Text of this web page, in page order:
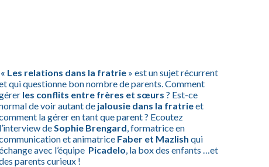
« Les relations dans la fratrie» est un sujet récurrent
qui questionne bon nombre de parents. Comment
les conflits entre frères et sœurs ? Est-ce
de voir autant de jalousie dans la fratrieet
la gérer en tant que parent ? Ecoutez
l’interview deSophie Brengard , formatrice en
et animatrice Faber et Mazlish qui
avec l’équipe Picadelo , la box des enfants …et
parents curieux !